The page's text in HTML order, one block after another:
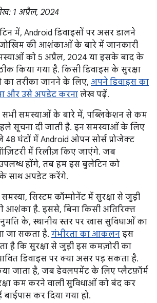
1 अप्रैल, 2024
में, Android डिवाइसों पर असर डालने
जोखिम की आशंकाओं के बारे में जानकारी
को 5 अप्रैल, 2024 या इसके बाद के
किया गया है. किसी डिवाइस के सुरक्षा
तरीका जानने के लिए, अपने डिवाइस का
और उसे अपडेट करना लेख पढ़ें.
सभी समस्याओं के बारे में, पब्लिकेशन से कम
सूचना दी जाती है. इन समस्याओं के लिए
घंटों में Android ओपन सोर्स प्रोजेक्ट
में रिलीज़ किए जाएंगे. जब
होंगे, तब हम इस बुलेटिन को
साथ अपडेट करेंगे.
सिस्टम कॉम्पोनेंट में सुरक्षा से जुड़ी
आशंका है. इससे, बिना किसी अतिरिक्त
के, स्थानीय स्तर पर खास सुविधाओं का
जा सकता है. गंभीरता का आकलन इस
है कि सुरक्षा से जुड़ी इस कमज़ोरी का
डिवाइस पर क्या असर पड़ सकता है.
जाता है, जब डेवलपमेंट के लिए प्लैटफ़ॉर्म
कम करने वाली सुविधाओं को बंद कर
बाईपास कर दिया गया हो.